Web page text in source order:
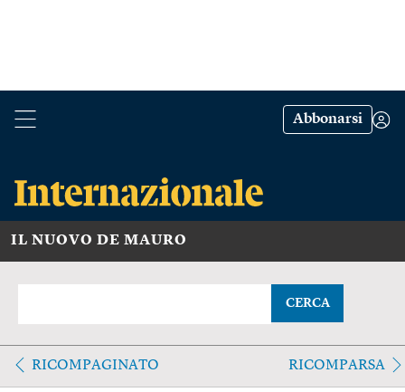
Abbonarsi
IL NUOVO DE MAURO
CERCA
RICOMPAGINATO RICOMPARSA